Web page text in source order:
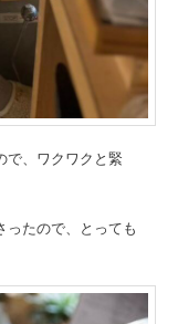
で、ワクワクと緊
たので、とっても